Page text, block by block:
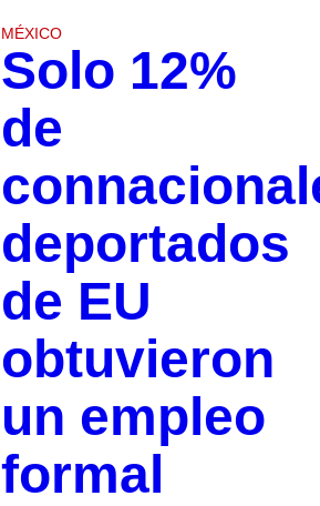
MÉXICO
Solo 12%
de
deportados
de EU
obtuvieron
un empleo
formal